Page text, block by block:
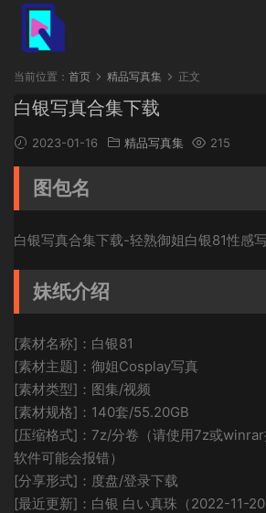
当前位置： 首页 精品写真集 正文
白银写真合集下载
2023-01-16 精品写真集 215
图包名
白银写真合集下载-轻熟御姐白银81性感
妹纸介绍
[素材名称]：白银81
[素材主题]：御姐Cosplay写真
[素材类型]：图集/视频
[素材规格]：140套/55.20GB
[压缩格式]：7z/分卷（请使用7z或
软件可能会报错）
[分享形式]：度盘/登录下载
[最近更新]：白银 白い真珠（2022-11-20